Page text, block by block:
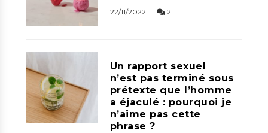
22/11/2022 2
Un rapport sexuel
n’est pas terminé sous
prétexte que l’homme
a éjaculé : pourquoi je
n’aime pas cette
phrase ?